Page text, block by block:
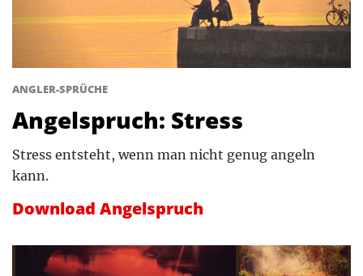
ANGLER-SPRÜCHE
Angelspruch: Stress
Stress entsteht, wenn man nicht genug angeln
kann.
Download Angelspruch